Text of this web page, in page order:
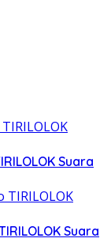
Suara
Suara